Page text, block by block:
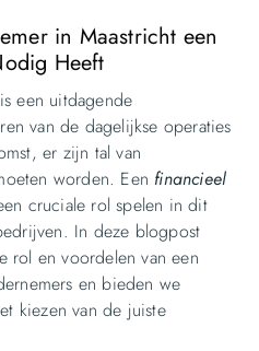
in Maastricht een
Heeft
een uitdagende
van de dagelijkse operaties
er zijn tal van
worden. Een financieel
cruciale rol spelen in dit
In deze blogpost
rol en voordelen van een
en bieden we
kiezen van de juiste